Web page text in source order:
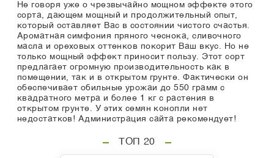
Не говоря уже о чрезвычайно мощном эффекте этого
сорта, дающем мощный и продолжительный опыт,
который оставляет Вас в состоянии чистого счастья.
Ароматная симфония пряного чеснока, сливочного
масла и ореховых оттенков покорит Ваш вкус. Но не
только мощный эффект приносит пользу. Этот сорт
предлагает огромную производительность как в
помещении, так и в открытом грунте. Фактически он
обеспечивает обильные урожаи до 550 грамм с
квадратного метра и более 1 кг с растения в
открытом грунте. У этих семян конопли нет
недостатков! Администрация сайта рекомендует!
ТОП 20